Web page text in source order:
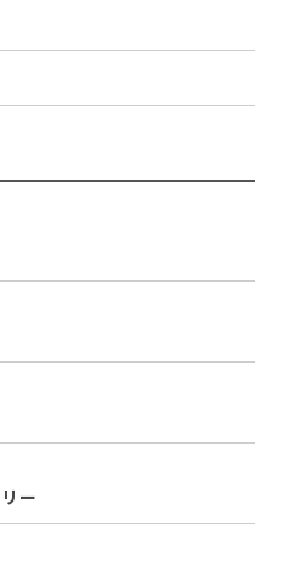
ー